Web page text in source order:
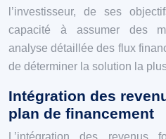
l’investisseur, de ses
capacité à assumer des
analyse détaillée des flux
de déterminer la solution la
Intégration des
plan de financement
L’intégration des